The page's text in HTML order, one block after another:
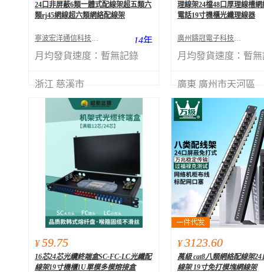
24口非屏蔽6類一體式配線架超五類六
類rj45網線超六類網絡配線架
寧波宏洋通信科技有限公司 14年
月均發貨速度： 暫無記錄
浙江 慈溪市
理線架24檔48口厚理線槽
電話19寸機櫃光纖理線器
廣州鑄冠電子科技有限公司
月均發貨速度： 暫
廣東 廣州市天河區
¥ 59.75
16芯24芯光纜終端盒SC-FC-LC光纖配
線架19寸機櫃1U單模多模熔接盒
¥ 3123.60
萬級 cat8八類網絡配線架
線架 19寸免打模塊網線架